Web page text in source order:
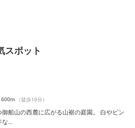
スポット
600m （徒歩10分）
船山の西麓に広がる山裾の庭園。 白やピン
...